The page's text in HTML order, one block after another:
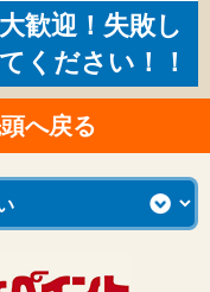
歓迎！失敗し
ください！！
へ戻る